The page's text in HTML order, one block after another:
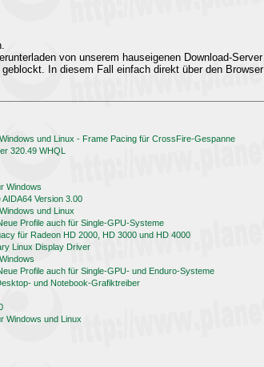
von unserem hauseigenen Download-Server
In diesem Fall einfach direkt über den Browser
und Linux - Frame Pacing für CrossFire-Gespanne
320.49 WHQL
Windows
Version 3.00
und Linux
Profile auch für Single-GPU-Systeme
für Radeon HD 2000, HD 3000 und HD 4000
Linux Display Driver
Profile auch für Single-GPU- und Enduro-Systeme
und Notebook-Grafiktreiber
Windows und Linux